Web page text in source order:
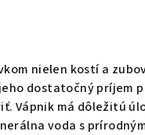
nielen kostí a
dostatočný príjem
Vápnik má dôležitú
voda s